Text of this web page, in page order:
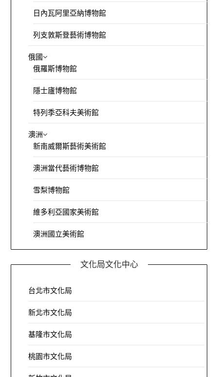
日內瓦阿里亞納博物館
列支敦斯登藝術博物館
俄國
俄羅斯博物館
隱士廬博物館
特列季亞科夫美術館
澳洲
新南威爾斯藝術美術館
澳洲當代藝術博物館
雪梨博物館
維多利亞國家美術館
澳洲國立美術館
文化局文化中心
台北市文化局
新北市文化局
基隆市文化局
桃園市文化局